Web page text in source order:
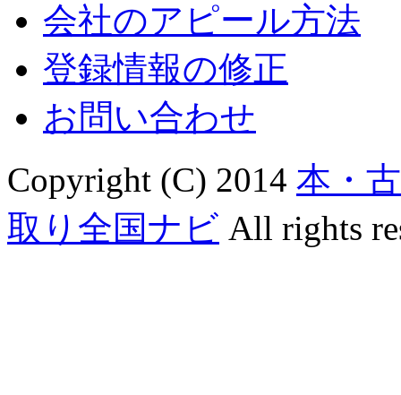
会社のアピール方法
登録情報の修正
お問い合わせ
Copyright (C) 2014 本・
取り全国ナビ All rights